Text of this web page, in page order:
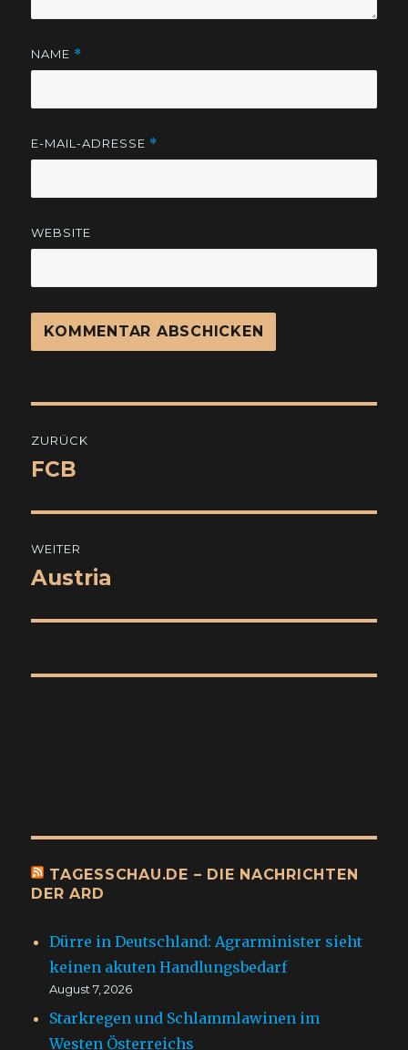
NAME *
E-MAIL-ADRESSE *
WEBSITE
ZURÜCK
Vorheriger
FCB
WEITER
Nächster
Austria
TAGESSCHAU.DE – DIE NACHRICHTEN
DER ARD
Dürre in Deutschland: Agrarminister sieht
keinen akuten Handlungsbedarf
August 7, 2026
Starkregen und Schlammlawinen im
Westen Österreichs